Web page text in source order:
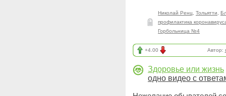
Николай Ренц Тольятти
профилактика
Горбольница №4
+4.00 Автор:
Здоровье или жизнь
одно видео с